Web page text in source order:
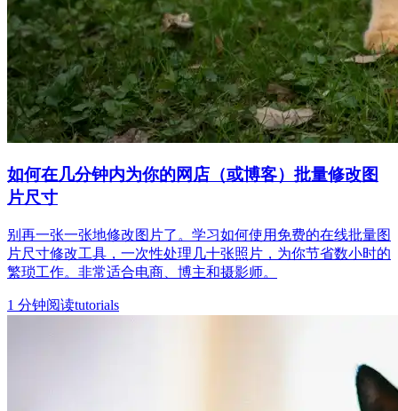
如何在几分钟内为你的网店（或博客）批量修改图
片尺寸
别再一张一张地修改图片了。学习如何使用免费的在线批量图
片尺寸修改工具，一次性处理几十张照片，为你节省数小时的
繁琐工作。非常适合电商、博主和摄影师。
1 分钟阅读tutorials